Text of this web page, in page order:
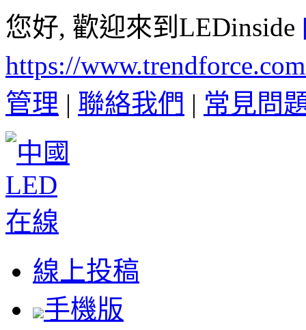
您好, 歡迎來到LEDinside
https://
管理 | 聯絡我們 | 常見問
線上投稿
手機版